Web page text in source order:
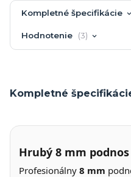
Kompletné špecifikácie
Hodnotenie 3
Kompletné
Hrubý 8 mm
Profesionálny 8 mm